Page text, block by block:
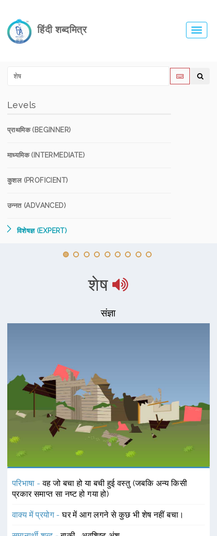
हिंदी शब्दमित्र
Levels
प्राथमिक (BEGINNER)
माध्यमिक (INTERMEDIATE)
कुशल (PROFICIENT)
उन्नत (ADVANCED)
विशेषज्ञ (EXPERT)
शेष
संज्ञा
परिभाषा -वह जो बचा हो या बची हुई वस्तु (जबकि अन्य किसी
प्रकार समाप्त सा नष्ट हो गया हो)
वाक्य में प्रयोग -घर में आग लगने से कुछ भी शेष नहीं बचा।